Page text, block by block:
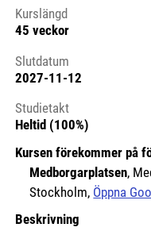
Kurslängd
45 veckor
Slutdatum
2027-11-12
Studietakt
Heltid (100%)
Kursen förekommer på
Medborgarplatsen,
Stockholm, Öppna
Beskrivning